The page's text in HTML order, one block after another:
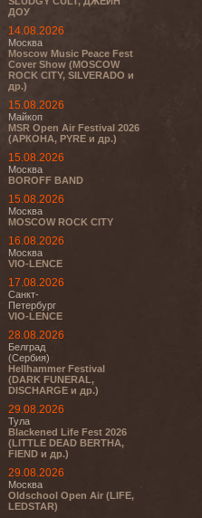
ДОУ
14.08.2026
Москва
Moscow Music Peace Fest
Cover Show (MOSCOW
ROCK CITY, SILVERADO и
др.)
15.08.2026
Майкоп
MSR Open Air Festival 2026
(АРКОНА, PYRE и др.)
15.08.2026
Москва
BOROFF BAND
15.08.2026
Москва
MOSCOW ROCK CITY
16.08.2026
Москва
VIO-LENCE
17.08.2026
Санкт-
Петербург
VIO-LENCE
28.08.2026
Белград
(Сербия)
Hellhammer Festival
(DARK FUNERAL,
DISCHARGE и др.)
29.08.2026
Тула
Blackened Life Fest 2026
(LITTLE DEAD BERTHA,
FIEND и др.)
29.08.2026
Москва
Oldschool Open Air (LIFE,
LEDSTAR)